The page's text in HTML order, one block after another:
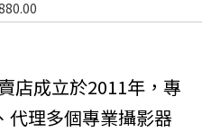
店成立於2011年，專
代理多個專業攝影器